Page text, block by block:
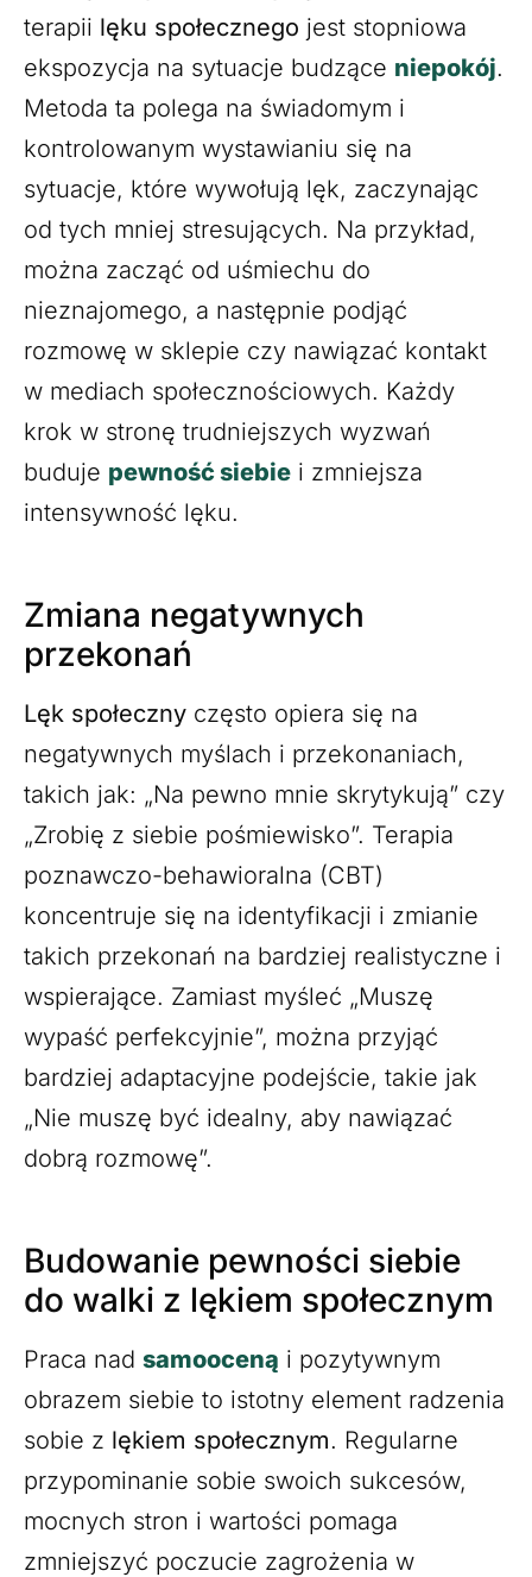
terapii lęku społecznego jest stopniowa
ekspozycja na sytuacje budzące niepokój.
Metoda ta polega na świadomym i
kontrolowanym wystawianiu się na
sytuacje, które wywołują lęk, zaczynając
od tych mniej stresujących. Na przykład,
można zacząć od uśmiechu do
nieznajomego, a następnie podjąć
rozmowę w sklepie czy nawiązać kontakt
w mediach społecznościowych. Każdy
krok w stronę trudniejszych wyzwań
buduje pewność siebie i zmniejsza
intensywność lęku.
Zmiana negatywnych
przekonań
Lęk społeczny często opiera się na
negatywnych myślach i przekonaniach,
takich jak: „Na pewno mnie skrytykują” czy
„Zrobię z siebie pośmiewisko”. Terapia
poznawczo-behawioralna (CBT)
koncentruje się na identyfikacji i zmianie
takich przekonań na bardziej realistyczne i
wspierające. Zamiast myśleć „Muszę
wypaść perfekcyjnie”, można przyjąć
bardziej adaptacyjne podejście, takie jak
„Nie muszę być idealny, aby nawiązać
dobrą rozmowę”.
Budowanie pewności siebie
do walki z lękiem społecznym
Praca nad samooceną i pozytywnym
obrazem siebie to istotny element radzenia
sobie z lękiem społecznym. Regularne
przypominanie sobie swoich sukcesów,
mocnych stron i wartości pomaga
zmniejszyć poczucie zagrożenia w